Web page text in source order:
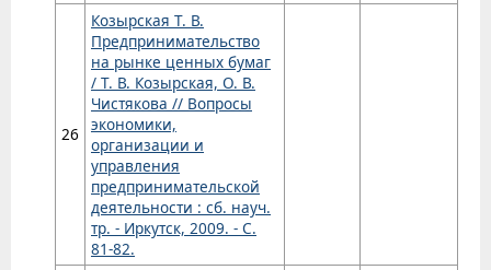
26
Козырская Т. В.
Предпринимательство
на рынке ценных бумаг
/ Т. В. Козырская, О. В.
Чистякова // Вопросы
экономики,
организации и
управления
предпринимательской
деятельности : сб. науч.
тр. - Иркутск, 2009. - С.
81-82.